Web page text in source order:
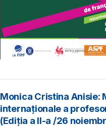
Monica Cristina Anisie:
internaționale a
(Ediția a II-a /26